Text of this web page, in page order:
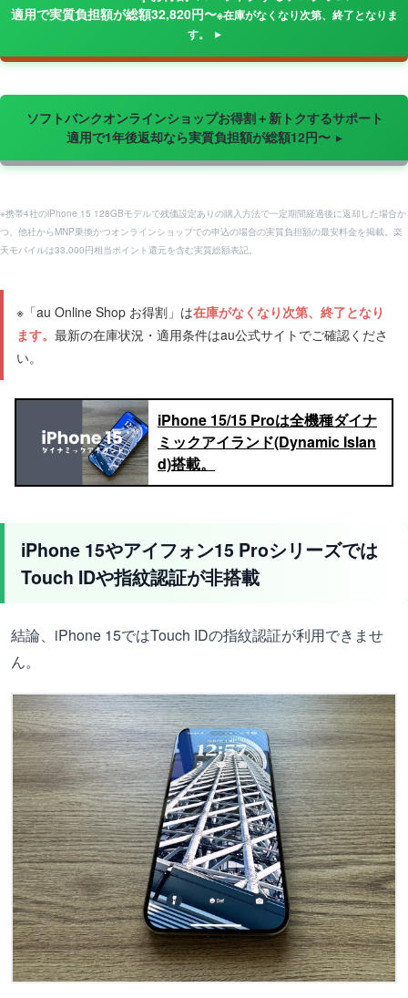
適用で実質負担額が総額32,820円〜※在庫がなくなり次第、終了となりま
す。
ソフトバンクオンラインショップお得割＋新トクするサポート
適用で1年後返却なら実質負担額が総額12円〜
※携帯4社のiPhone 15 128GBモデルで残価設定ありの購入方法で一定期間経過後に返却した場合か
つ、他社からMNP乗換かつオンラインショップでの申込の場合の実質負担額の最安料金を掲載。楽
天モバイルは33,000円相当ポイント還元を含む実質総額表記。
※「au Online Shop お得割」は在庫がなくなり次第、終了となり
ます。 最新の在庫状況・適用条件はau公式サイトでご確認くださ
い。
iPhone 15/15 Proは全機種ダイナ
ミックアイランド(Dynamic Islan
d)搭載。
iPhone 15やアイフォン15 Proシリーズでは
Touch IDや指紋認証が非搭載
結論、iPhone 15ではTouch IDの指紋認証が利用できませ
ん。